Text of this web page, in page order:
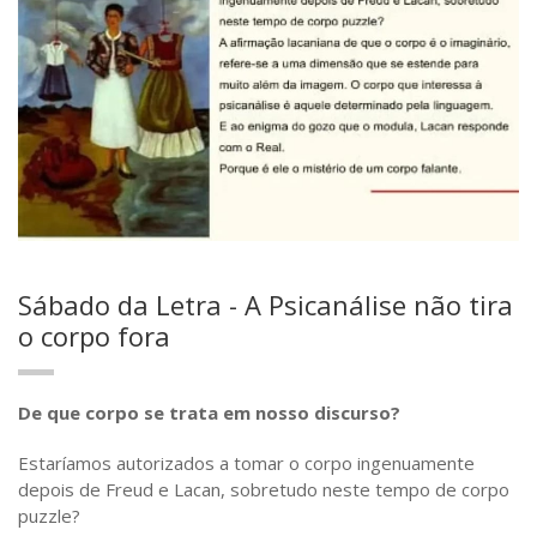
Sábado da Letra - A Psicanálise não tira
o corpo fora
De que corpo se trata em nosso discurso?
Estaríamos autorizados a tomar o corpo ingenuamente
depois de Freud e Lacan, sobretudo neste tempo de corpo
puzzle?